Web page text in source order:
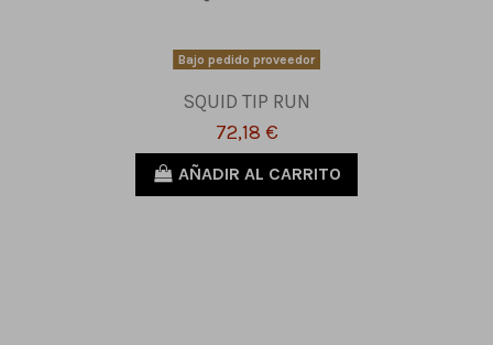
Bajo pedido proveedor
SQUID TIP RUN
72,18 €
AÑADIR AL CARRITO